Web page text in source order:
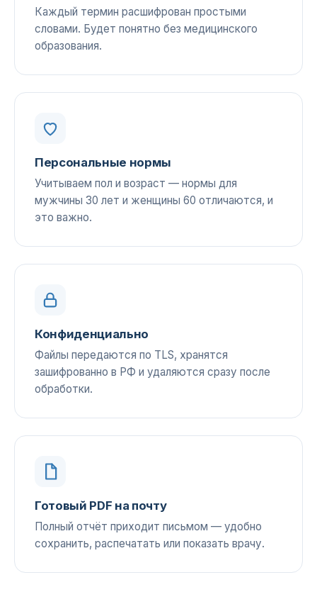
Каждый термин расшифрован простыми
словами. Будет понятно без медицинского
образования.
Персональные нормы
Учитываем пол и возраст — нормы для
мужчины 30 лет и женщины 60 отличаются, и
это важно.
Конфиденциально
Файлы передаются по TLS, хранятся
зашифрованно в РФ и удаляются сразу после
обработки.
Готовый PDF на почту
Полный отчёт приходит письмом — удобно
сохранить, распечатать или показать врачу.